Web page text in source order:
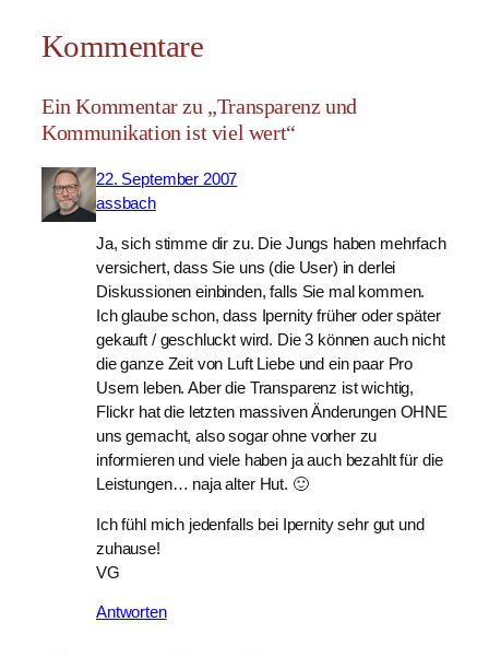
Kommentare
Ein Kommentar zu „Transparenz und
Kommunikation ist viel wert“
22. September 2007
assbach
Ja, sich stimme dir zu. Die Jungs haben mehrfach
versichert, dass Sie uns (die User) in derlei
Diskussionen einbinden, falls Sie mal kommen.
Ich glaube schon, dass Ipernity früher oder später
gekauft / geschluckt wird. Die 3 können auch nicht
die ganze Zeit von Luft Liebe und ein paar Pro
Usern leben. Aber die Transparenz ist wichtig,
Flickr hat die letzten massiven Änderungen OHNE
uns gemacht, also sogar ohne vorher zu
informieren und viele haben ja auch bezahlt für die
Leistungen… naja alter Hut. 🙂
Ich fühl mich jedenfalls bei Ipernity sehr gut und
zuhause!
VG
Antworten